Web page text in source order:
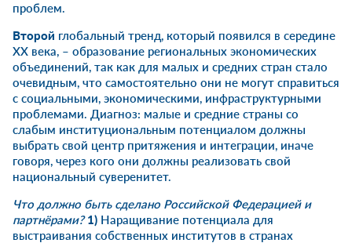
проблем.
Второй глобальный тренд, который появился в середине
ХХ века, – образование региональных экономических
объединений, так как для малых и средних стран стало
очевидным, что самостоятельно они не могут справиться
с социальными, экономическими, инфраструктурными
проблемами. Диагноз: малые и средние страны со
слабым институциональным потенциалом должны
выбрать свой центр притяжения и интеграции, иначе
говоря, через кого они должны реализовать свой
национальный суверенитет.
Что должно быть сделано Российской Федерацией и
партнёрами? 1) Наращивание потенциала для
выстраивания собственных институтов в странах